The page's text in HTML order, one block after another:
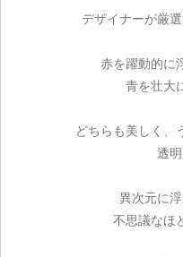
デザイナーが厳
赤を躍動的に
青を壮大
どちらも美しく、
透明
異次元に
不思議なほ